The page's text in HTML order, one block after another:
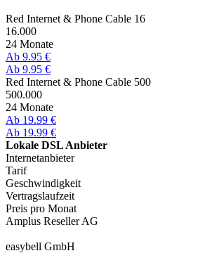
Red Internet & Phone Cable 16
16.000
24 Monate
Ab 9.95 €
Ab 9.95 €
Red Internet & Phone Cable 500
500.000
24 Monate
Ab 19.99 €
Ab 19.99 €
Lokale DSL Anbieter
Internetanbieter
Tarif
Geschwindigkeit
Vertragslaufzeit
Preis pro Monat
Amplus Reseller AG
easybell GmbH